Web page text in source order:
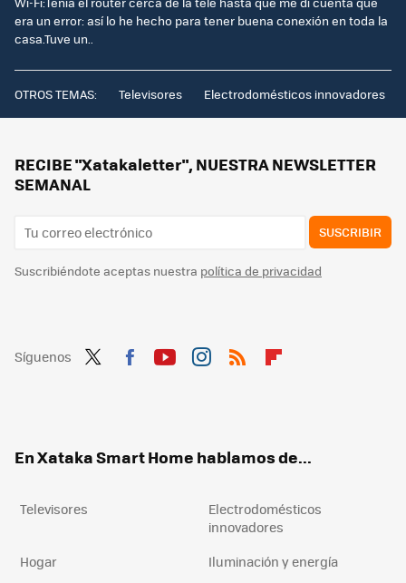
era un error: así lo he hecho para tener buena conexión en toda la
casa.Tuve un..
OTROS TEMAS: Televisores Electrodomésticos innovadores
RECIBE "Xatakaletter", NUESTRA NEWSLETTER
SEMANAL
SUSCRIBIR
Suscribiéndote aceptas nuestra política de privacidad
Síguenos
En Xataka Smart Home hablamos de...
Televisores
Electrodomésticos
innovadores
Hogar
Iluminación y energía